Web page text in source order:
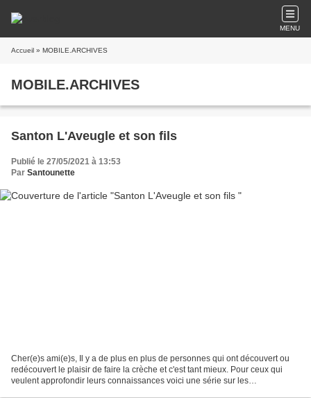
MENU
Accueil » MOBILE.ARCHIVES
MOBILE.ARCHIVES
Santon L'Aveugle et son fils
Publié le 27/05/2021 à 13:53
Par Santounette
Cher(e)s ami(e)s, Il y a de plus en plus de personnes qui ont découvert ou
redécouvert le plaisir de faire la crèche et c'est tant mieux. Pour ceux qui
veulent approfondir leurs connaissances voici une série sur les